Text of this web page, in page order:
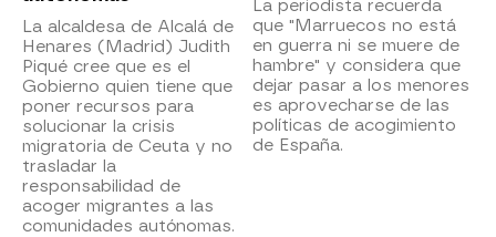
La alcaldesa de Alcalá de
Henares (Madrid) Judith
Piqué cree que es el
Gobierno quien tiene que
poner recursos para
solucionar la crisis
migratoria de Ceuta y no
trasladar la
responsabilidad de
acoger migrantes a las
comunidades autónomas.
La periodista recuerda
que "Marruecos no está
en guerra ni se muere de
hambre" y considera que
dejar pasar a los menores
es aprovecharse de las
políticas de acogimiento
de España.